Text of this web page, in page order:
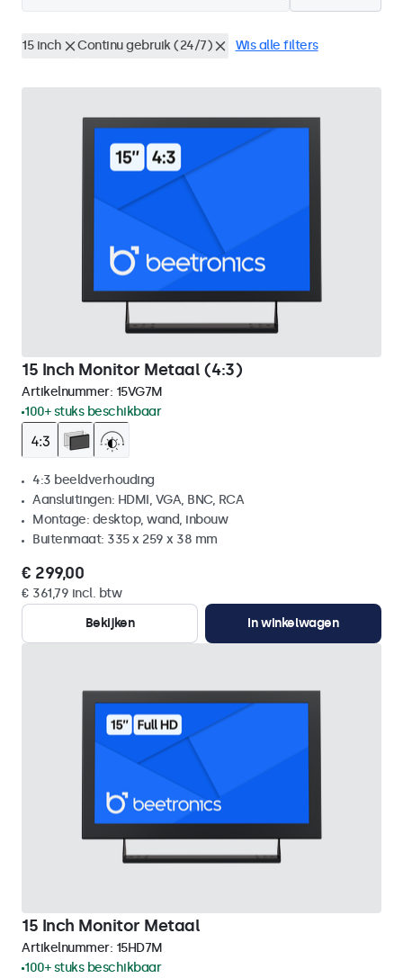
15 inch Continu gebruik (24/7) Wis alle filters
15 Inch Monitor Metaal (4:3)
Artikelnummer: 15VG7M
100+ stuks beschikbaar
4:3 beeldverhouding
Aansluitingen: HDMI, VGA, BNC, RCA
Montage: desktop, wand, inbouw
Buitenmaat: 335 x 259 x 38 mm
€ 299,00
€ 361,79 incl. btw
Bekijken
In winkelwagen
15 Inch Monitor Metaal
Artikelnummer: 15HD7M
100+ stuks beschikbaar